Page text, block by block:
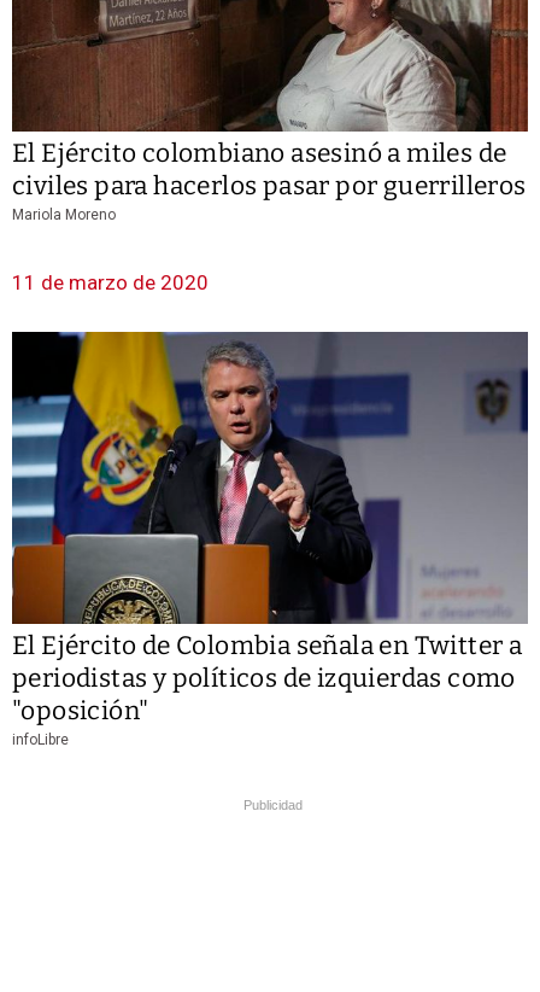
El Ejército colombiano asesinó a miles de
civiles para hacerlos pasar por guerrilleros
Mariola Moreno
11 de marzo de 2020
El Ejército de Colombia señala en Twitter a
periodistas y políticos de izquierdas como
"oposición"
infoLibre
Publicidad